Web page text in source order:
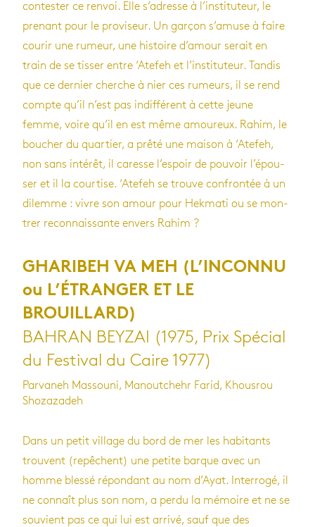
contes­ter ce ren­voi. Elle s’adresse à l’ins­ti­tu­teur, le
pre­nant pour le pro­vi­seur. Un gar­çon s’amuse à faire
cou­rir une rumeur, une his­toire d’amour serait en
train de se tis­ser entre ‘Ate­feh et l’ins­ti­tu­teur. Tan­dis
que ce der­nier cherche à nier ces rumeurs, il se rend
compte qu’il n’est pas indif­fé­rent à cette jeune
femme, voire qu’il en est même amou­reux. Rahim, le
bou­cher du quar­tier, a prêté une mai­son à ‘Ate­feh,
non sans inté­rêt, il caresse l’es­poir de pou­voir l’épou­
ser et il la cour­tise. ‘Ate­feh se trouve confron­tée à un
dilemme : vivre son amour pour Hek­mati ou se mon­
trer recon­nais­sante envers Rahim ?
GHARIBEH VA MEH (L’INCONNU
ou L’ÉTRANGER ET LE
BROUILLARD)
BAHRAN BEYZAI (1975, Prix Spécial
du Festival du Caire 1977)
Parvaneh Massouni, Manoutchehr Farid, Khousrou
Shozazadeh
Dans un petit vil­lage du bord de mer les habi­tants
trouvent (repêchent) une petite barque avec un
homme blessé répon­dant au nom d’Ayat. Inter­rogé, il
ne connaît plus son nom, a perdu la mémoire et ne se
sou­vient pas ce qui lui est arrivé, sauf que des